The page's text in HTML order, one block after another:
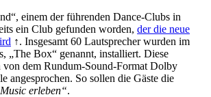
einem der führenden Dance-Clubs in
ein Club gefunden worden, der die neue
↑. Insgesamt 60 Lautsprecher wurden im
„The Box“ genannt, installiert. Diese
von dem Rundum-Sound-Format Dolby
angesprochen. So sollen die Gäste die
erleben“.